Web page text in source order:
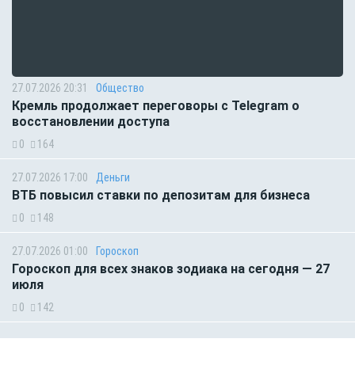
27.07.2026 20:31 Общество
Кремль продолжает переговоры с Telegram о
восстановлении доступа
0 164
27.07.2026 17:00 Деньги
ВТБ повысил ставки по депозитам для бизнеса
0 148
27.07.2026 01:00 Гороскоп
Гороскоп для всех знаков зодиака на сегодня — 27
июля
0 142